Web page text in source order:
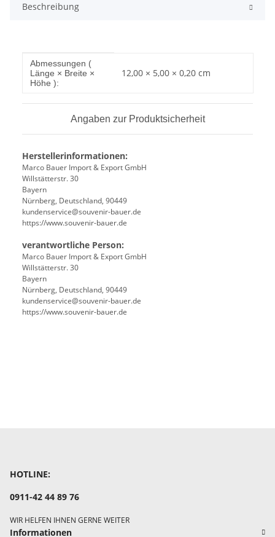
Beschreibung
Produkteigenschaft
Wert
Abmessungen (
Länge × Breite ×
Höhe ):
12,00 × 5,00 × 0,20 cm
Angaben zur Produktsicherheit
Herstellerinformationen:
Marco Bauer Import & Export GmbH
Willstätterstr. 30
Bayern
Nürnberg, Deutschland, 90449
kundenservice@souvenir-bauer.de
https://www.souvenir-bauer.de
verantwortliche Person:
Marco Bauer Import & Export GmbH
Willstätterstr. 30
Bayern
Nürnberg, Deutschland, 90449
kundenservice@souvenir-bauer.de
https://www.souvenir-bauer.de
HOTLINE:
0911-42 44 89 76
WIR HELFEN IHNEN GERNE WEITER
Informationen